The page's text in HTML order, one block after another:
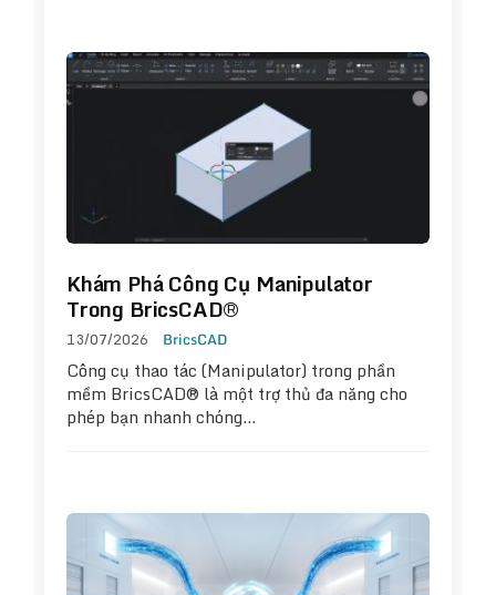
Khám Phá Công Cụ Manipulator
Trong BricsCAD®
13/07/2026 BricsCAD
Công cụ thao tác (Manipulator) trong phần
mềm BricsCAD® là một trợ thủ đa năng cho
phép bạn nhanh chóng…